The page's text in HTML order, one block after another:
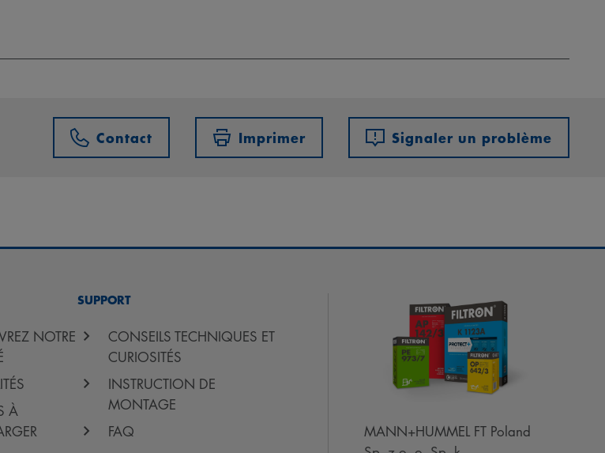
Contact Imprimer Signaler un problème
NOTRE
À
SUPPORT
CONSEILS TECHNIQUES ET
CURIOSITÉS
INSTRUCTION DE
MONTAGE
FAQ
MANN+HUMMEL FT Poland